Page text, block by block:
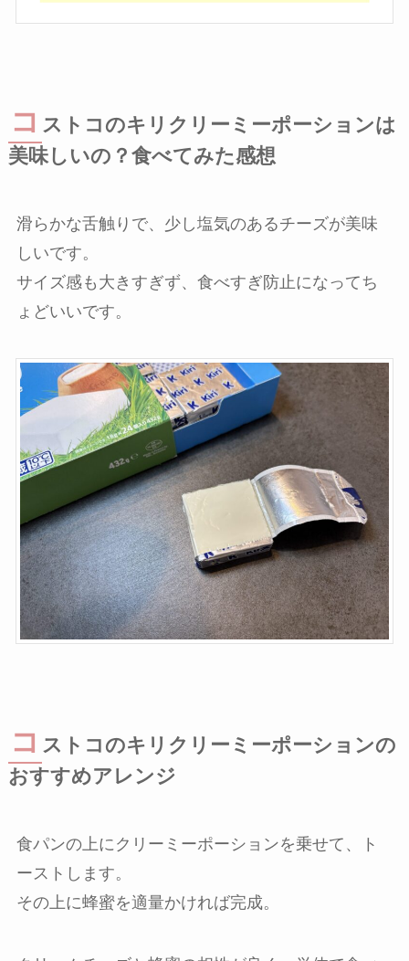
コ ストコのキリクリーミーポーションは
美味しいの？食べてみた感想
滑らかな舌触りで、少し塩気のあるチーズが美味
しいです。
サイズ感も大きすぎず、食べすぎ防止になってち
ょどいいです。
コ ストコのキリクリーミーポーションの
おすすめアレンジ
食パンの上にクリーミーポーションを乗せて、ト
ーストします。
その上に蜂蜜を適量かければ完成。